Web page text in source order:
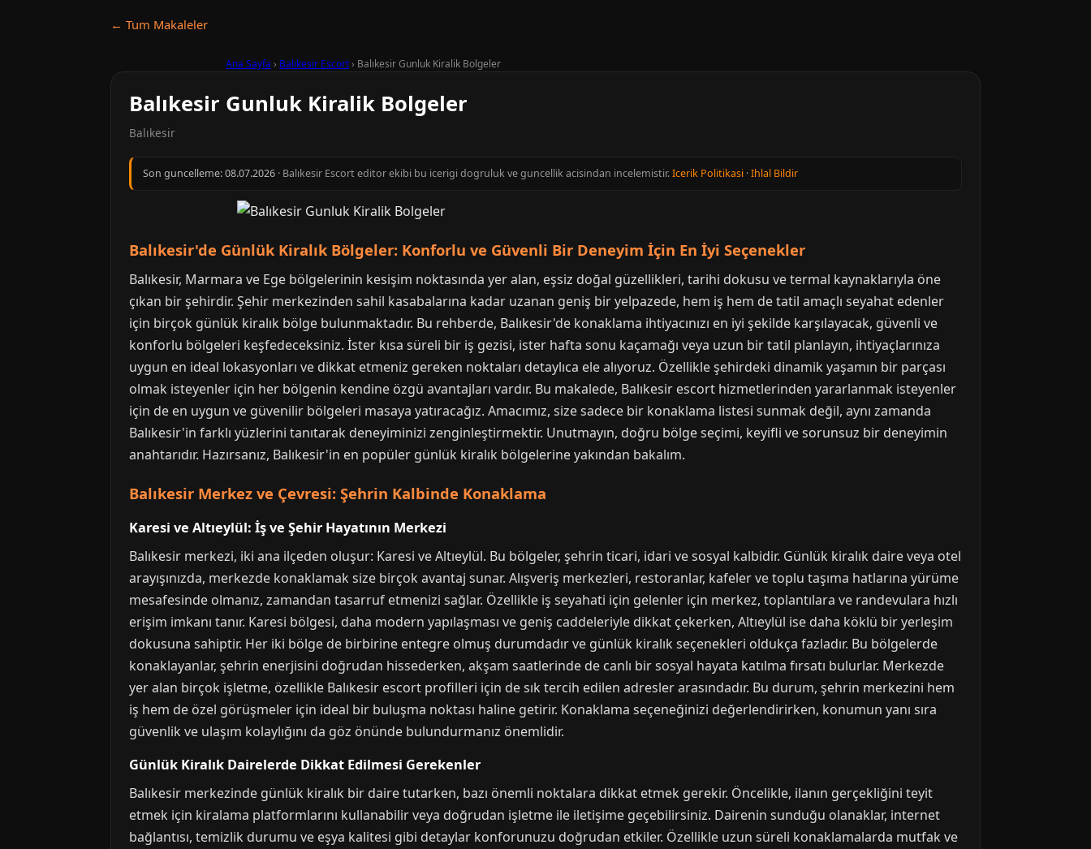
← Tum Makaleler
Ana Sayfa › Balıkesir Escort› Balıkesir Gunluk Kiralik Bolgeler
Balıkesir Gunluk Kiralik Bolgeler
Balıkesir
Son guncelleme:08.07.2026 · Balıkesir Escort editor ekibi bu icerigi dogruluk ve guncellik acisindan incelemistir.Icerik Politikasi ·Ihlal Bildir
Balıkesir'de Günlük Kiralık Bölgeler: Konforlu ve Güvenli Bir Deneyim İçin En İyi Seçenekler
Balıkesir, Marmara ve Ege bölgelerinin kesişim noktasında yer alan, eşsiz doğal güzellikleri, tarihi dokusu ve termal kaynaklarıyla öne
çıkan bir şehirdir. Şehir merkezinden sahil kasabalarına kadar uzanan geniş bir yelpazede, hem iş hem de tatil amaçlı seyahat edenler
için birçok günlük kiralık bölge bulunmaktadır. Bu rehberde, Balıkesir'de konaklama ihtiyacınızı en iyi şekilde karşılayacak, güvenli ve
konforlu bölgeleri keşfedeceksiniz. İster kısa süreli bir iş gezisi, ister hafta sonu kaçamağı veya uzun bir tatil planlayın, ihtiyaçlarınıza
uygun en ideal lokasyonları ve dikkat etmeniz gereken noktaları detaylıca ele alıyoruz. Özellikle şehirdeki dinamik yaşamın bir parçası
olmak isteyenler için her bölgenin kendine özgü avantajları vardır. Bu makalede, Balıkesir escort hizmetlerinden yararlanmak isteyenler
için de en uygun ve güvenilir bölgeleri masaya yatıracağız. Amacımız, size sadece bir konaklama listesi sunmak değil, aynı zamanda
Balıkesir'in farklı yüzlerini tanıtarak deneyiminizi zenginleştirmektir. Unutmayın, doğru bölge seçimi, keyifli ve sorunsuz bir deneyimin
anahtarıdır. Hazırsanız, Balıkesir'in en popüler günlük kiralık bölgelerine yakından bakalım.
Balıkesir Merkez ve Çevresi: Şehrin Kalbinde Konaklama
Karesi ve Altıeylül: İş ve Şehir Hayatının Merkezi
Balıkesir merkezi, iki ana ilçeden oluşur: Karesi ve Altıeylül. Bu bölgeler, şehrin ticari, idari ve sosyal kalbidir. Günlük kiralık daire veya otel
arayışınızda, merkezde konaklamak size birçok avantaj sunar. Alışveriş merkezleri, restoranlar, kafeler ve toplu taşıma hatlarına yürüme
mesafesinde olmanız, zamandan tasarruf etmenizi sağlar. Özellikle iş seyahati için gelenler için merkez, toplantılara ve randevulara hızlı
erişim imkanı tanır. Karesi bölgesi, daha modern yapılaşması ve geniş caddeleriyle dikkat çekerken, Altıeylül ise daha köklü bir yerleşim
dokusuna sahiptir. Her iki bölge de birbirine entegre olmuş durumdadır ve günlük kiralık seçenekleri oldukça fazladır. Bu bölgelerde
konaklayanlar, şehrin enerjisini doğrudan hissederken, akşam saatlerinde de canlı bir sosyal hayata katılma fırsatı bulurlar. Merkezde
yer alan birçok işletme, özellikle Balıkesir escort profilleri için de sık tercih edilen adresler arasındadır. Bu durum, şehrin merkezini hem
iş hem de özel görüşmeler için ideal bir buluşma noktası haline getirir. Konaklama seçeneğinizi değerlendirirken, konumun yanı sıra
güvenlik ve ulaşım kolaylığını da göz önünde bulundurmanız önemlidir.
Günlük Kiralık Dairelerde Dikkat Edilmesi Gerekenler
Balıkesir merkezinde günlük kiralık bir daire tutarken, bazı önemli noktalara dikkat etmek gerekir. Öncelikle, ilanın gerçekliğini teyit
etmek için kiralama platformlarını kullanabilir veya doğrudan işletme ile iletişime geçebilirsiniz. Dairenin sunduğu olanaklar, internet
bağlantısı, temizlik durumu ve eşya kalitesi gibi detaylar konforunuzu doğrudan etkiler. Özellikle uzun süreli konaklamalarda mutfak ve